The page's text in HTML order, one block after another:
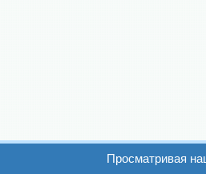
Просматривая